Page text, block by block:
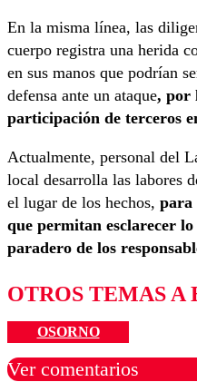
En la misma línea, las
cuerpo registra una herida
en sus manos que podrían
defensa ante un ataque, por
participación de terceros
Actualmente, personal del
local desarrolla las labores
el lugar de los hechos, para
que permitan esclarecer
paradero de los
OTROS TEMAS A
OSORNO
Ver comentarios